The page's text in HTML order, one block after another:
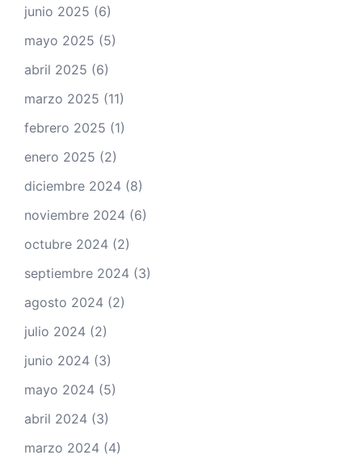
junio 2025 (6)
mayo 2025 (5)
abril 2025 (6)
marzo 2025 (11)
febrero 2025 (1)
enero 2025 (2)
diciembre 2024 (8)
noviembre 2024 (6)
octubre 2024 (2)
septiembre 2024 (3)
agosto 2024 (2)
julio 2024 (2)
junio 2024 (3)
mayo 2024 (5)
abril 2024 (3)
marzo 2024 (4)